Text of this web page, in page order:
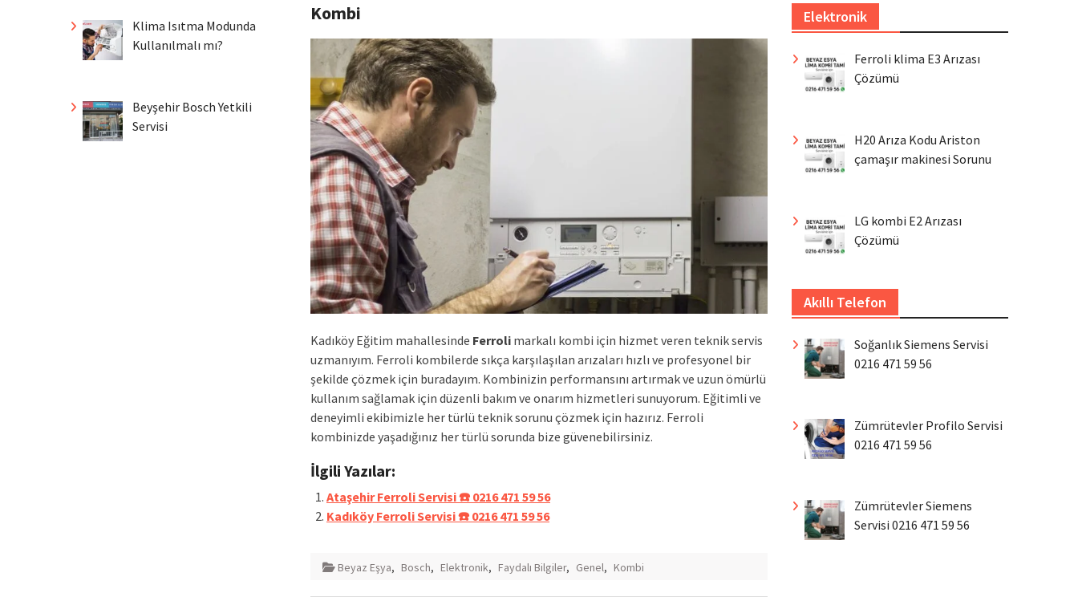
Kombi
Kadıköy Eğitim mahallesinde Ferroli markalı kombi için hizmet veren teknik servis
uzmanıyım. Ferroli kombilerde sıkça karşılaşılan arızaları hızlı ve profesyonel bir
şekilde çözmek için buradayım. Kombinizin performansını artırmak ve uzun ömürlü
kullanım sağlamak için düzenli bakım ve onarım hizmetleri sunuyorum. Eğitimli ve
deneyimli ekibimizle her türlü teknik sorunu çözmek için hazırız. Ferroli
kombinizde yaşadığınız her türlü sorunda bize güvenebilirsiniz.
İlgili Yazılar:
Ataşehir Ferroli Servisi ☎️ 0216 471 59 56
Kadıköy Ferroli Servisi ☎️ 0216 471 59 56
Beyaz Eşya, Bosch, Elektronik, Faydalı Bilgiler, Genel, Kombi
Elektronik
Ferroli klima E3 Arızası
Çözümü
H20 Arıza Kodu Ariston
çamaşır makinesi Sorunu
LG kombi E2 Arızası
Çözümü
Akıllı Telefon
Soğanlık Siemens Servisi
0216 471 59 56
Zümrütevler Profilo Servisi
0216 471 59 56
Zümrütevler Siemens
Servisi 0216 471 59 56
Klima Isıtma Modunda
Kullanılmalı mı?
Beyşehir Bosch Yetkili
Servisi